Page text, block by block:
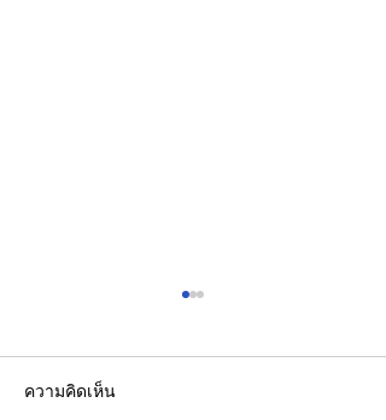
ความคิดเห็น